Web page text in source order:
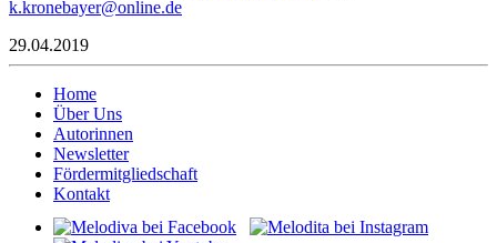
ed.en
ilno@
reyab
enork
.k
29.04.2019
Home
Über Uns
Autorinnen
Newsletter
Fördermitgliedschaft
Kontakt